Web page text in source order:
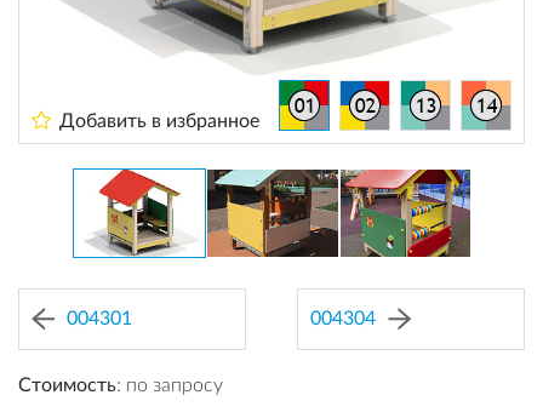
Добавить в избранное
004301 004304
Стоимость: по запросу